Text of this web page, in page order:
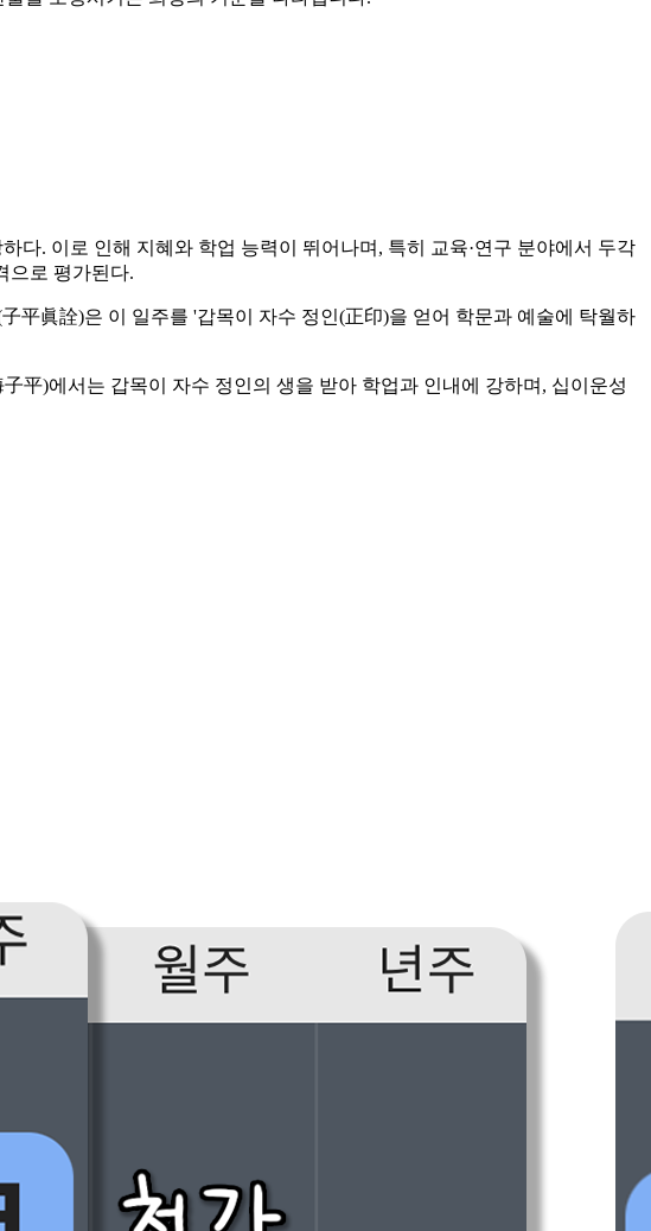
다. 이로 인해 지혜와 학업 능력이 뛰어나며, 특히 교육·연구 분야에서 두각
으로 평가된다.
平眞詮)은 이 일주를 '갑목이 자수 정인(正印)을 얻어 학문과 예술에 탁월하
平)에서는 갑목이 자수 정인의 생을 받아 학업과 인내에 강하며, 십이운성